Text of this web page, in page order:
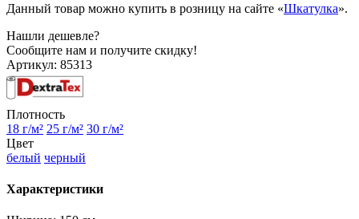
Данный товар можно купить в розницу на сайте «Шкатулка».
Нашли дешевле?
Сообщите нам и получите скидку!
Артикул: 85313
Плотность
18 г/м² 25 г/м² 30 г/м²
Цвет
белый черный
Характеристики